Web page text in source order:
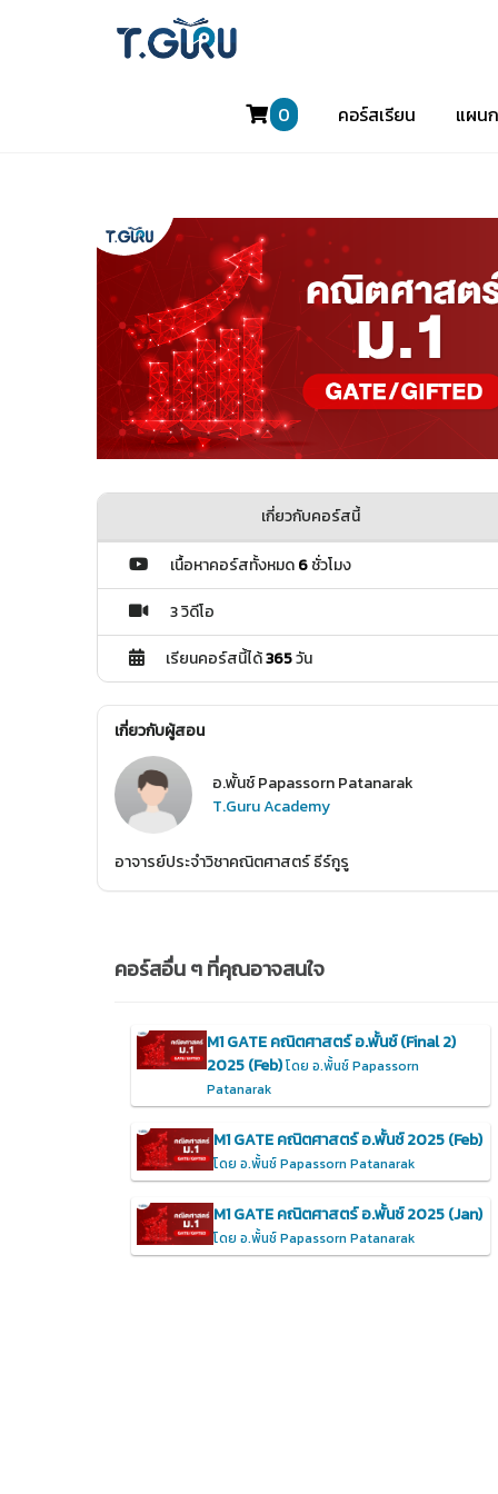
0 คอร์สเรียน แผน
เกี่ยวกับคอร์สนี้
เนื้อหาคอร์สทั้งหมด6ชั่วโมง
3 วิดีโอ
เรียนคอร์สนี้ได้365วัน
เกี่ยวกับผู้สอน
อ.พั้นช์ Papassorn Patanarak
T.Guru Academy
อาจารย์ประจำวิชาคณิตศาสตร์ ธีร์กูรู
คอร์สอื่น ๆ ที่คุณอาจสนใจ
M1 GATE คณิตศาสตร์ อ.พั้นช์ (Final 2)
2025 (Feb)โดย อ.พั้นช์ Papassorn
Patanarak
M1 GATE คณิตศาสตร์ อ.พั้นช์ 2025 (Feb)
โดย อ.พั้นช์ Papassorn Patanarak
M1 GATE คณิตศาสตร์ อ.พั้นช์ 2025 (Jan)
โดย อ.พั้นช์ Papassorn Patanarak